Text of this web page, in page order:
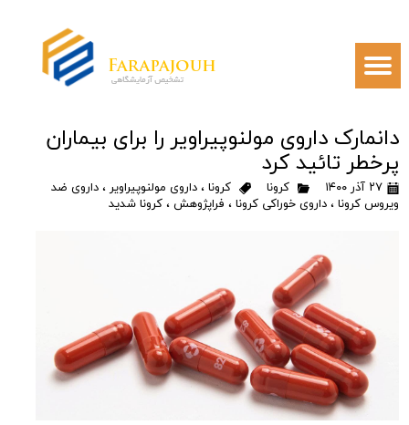
دانمارک داروی مولنوپیراویر را برای بیماران
پرخطر تائید کرد
۲۷ آذر ۱۴۰۰ کرونا کرونا ،داروی مولنوپیراویر ،داروی ضد
ویروس کرونا ،داروی خوراکی کرونا ، فراپژوهش ،کرونا شدید